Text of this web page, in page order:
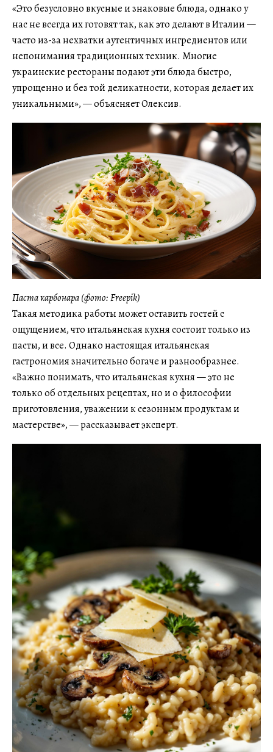
«Это безусловно вкусные и знаковые блюда, однако у
нас не всегда их готовят так, как это делают в Италии —
часто из-за нехватки аутентичных ингредиентов или
непонимания традиционных техник. Многие
украинские рестораны подают эти блюда быстро,
упрощенно и без той деликатности, которая делает их
уникальными», — объясняет Олексив.
Паста карбонара (фото: Freepik)
Такая методика работы может оставить гостей с
ощущением, что итальянская кухня состоит только из
пасты, и все. Однако настоящая итальянская
гастрономия значительно богаче и разнообразнее.
«Важно понимать, что итальянская кухня — это не
только об отдельных рецептах, но и о философии
приготовления, уважении к сезонным продуктам и
мастерстве», — рассказывает эксперт.